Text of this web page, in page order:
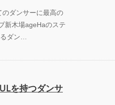
ダンサーに最高の
新木場ageHaのステ
ダン…
を持つダンサ